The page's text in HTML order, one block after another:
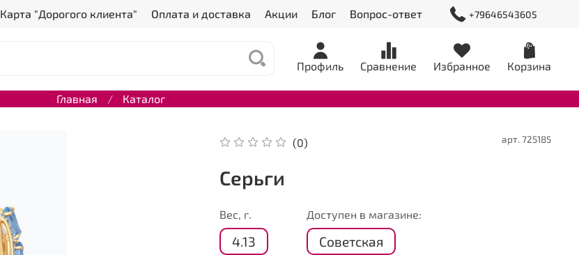
Карта "Дорогого клиента" Оплата и доставка Акции Блог Вопрос-ответ +79646543605
Профиль Сравнение Избранное Корзина
Главная Каталог
(0) арт. 725185
Серьги
Вес, г.
4.13
Доступен в магазине:
Советская